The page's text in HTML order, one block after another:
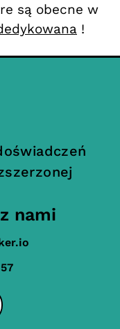
są obecne w
!
nami